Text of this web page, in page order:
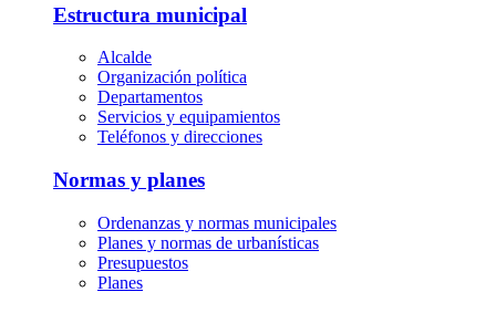
Estructura municipal
Alcalde
Organización política
Departamentos
Servicios y equipamientos
Teléfonos y direcciones
Normas y planes
Ordenanzas y normas municipales
Planes y normas de urbanísticas
Presupuestos
Planes